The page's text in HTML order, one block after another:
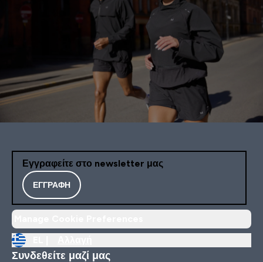
Εγγραφείτε στο newsletter μας
ΕΓΓΡΑΦΉ
Συνδεθείτε μαζί μας